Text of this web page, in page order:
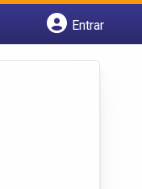
Entrar